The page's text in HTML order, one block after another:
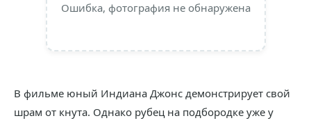
Ошибка, фотография не обнаружена
В фильме юный Индиана Джонс демонстрирует свой
шрам от кнута. Однако рубец на подбородке уже у